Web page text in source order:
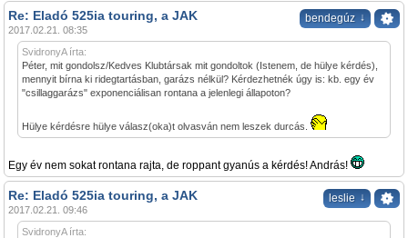
bendegúz ↓
Re: Eladó 525ia touring, a JAK
2017.02.21. 08:35
SvidronyA írta:
Péter, mit gondolsz/Kedves Klubtársak mit gondoltok (Istenem, de hülye kérdés),
mennyit bírna ki ridegtartásban, garázs nélkül? Kérdezhetnék úgy is: kb. egy év
"csillaggarázs" exponenciálisan rontana a jelenlegi állapoton?
Hülye kérdésre hülye válasz(oka)t olvasván nem leszek durcás.
Egy év nem sokat rontana rajta, de roppant gyanús a kérdés! András!
leslie ↓
Re: Eladó 525ia touring, a JAK
2017.02.21. 09:46
SvidronyA írta: